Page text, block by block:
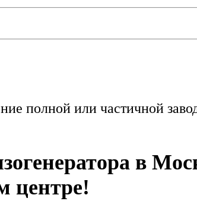
полной или частичной
в
центре!